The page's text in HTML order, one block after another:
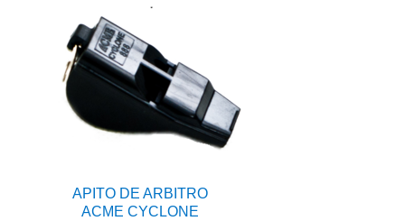
APITO DE ARBITRO
ACME CYCLONE